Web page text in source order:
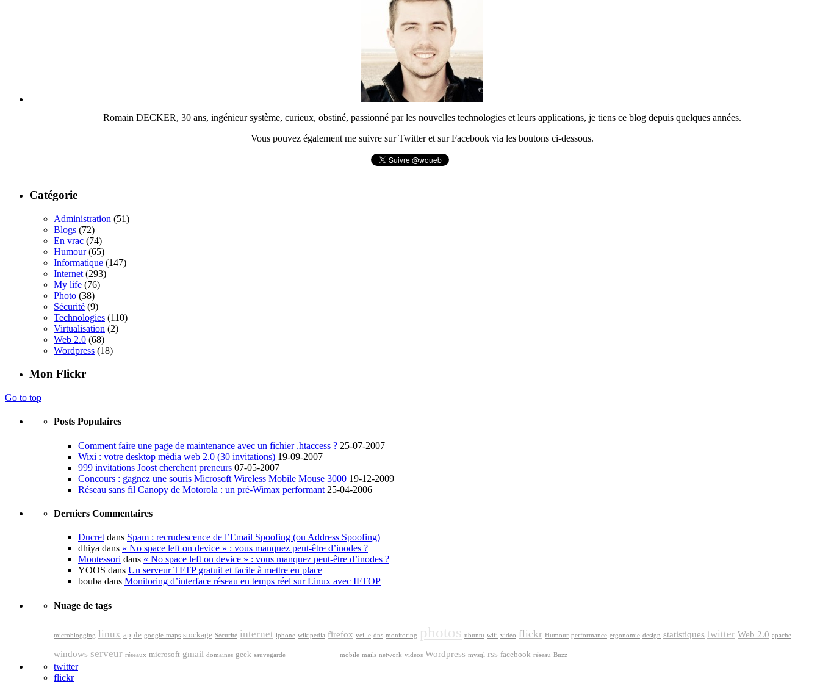
Romain DECKER, 30 ans, ingénieur système, curieux, obstiné, passionné par les nouvelles technologies et leurs applications, je tiens ce blog depuis quelques années.
Vous pouvez également me suivre sur Twitter et sur Facebook via les boutons ci-dessous.
Catégorie
Administration (51)
Blogs (72)
En vrac (74)
Humour(65)
Informatique (147)
Internet (293)
My life (76)
Photo (38)
Sécurité (9)
Technologies (110)
Virtualisation (2)
Web 2.0 (68)
Wordpress (18)
Mon Flickr
Go to top
Posts Populaires
Comment faire une page de maintenance avec un fichier .htaccess ? 25-07-2007
Wixi : votre desktop média web 2.0 (30 invitations) 19-09-2007
999 invitations Joost cherchent preneurs 07-05-2007
Concours : gagnez une souris Microsoft Wireless Mobile Mouse 3000 19-12-2009
Réseau sans fil Canopy de Motorola : un pré-Wimax performant 25-04-2006
Derniers Commentaires
Ducret dans Spam : recrudescence de l’Email Spoofing (ou Address Spoofing)
dhiya dans « No space left on device » : vous manquez peut-être d’inodes ?
Montessori dans « No space left on device » : vous manquez peut-être d’inodes ?
YOOS dans Un serveur TFTP gratuit et facile à mettre en place
bouba dans Monitoring d’interface réseau en temps réel sur Linux avec IFTOP
Nuage de tags
microblogging linux apple google-maps stockage Sécurité internet iphone wikipedia firefox veille dns monitoring photos ubuntu wifi vidéo flickr Humour performance ergonomie design statistiques twitter Web 2.0 apache
windows serveur réseaux microsoft gmail domaines geek sauvegarde mobile mails network videos Wordpress mysql rss facebook réseau Buzz
twitter
flickr